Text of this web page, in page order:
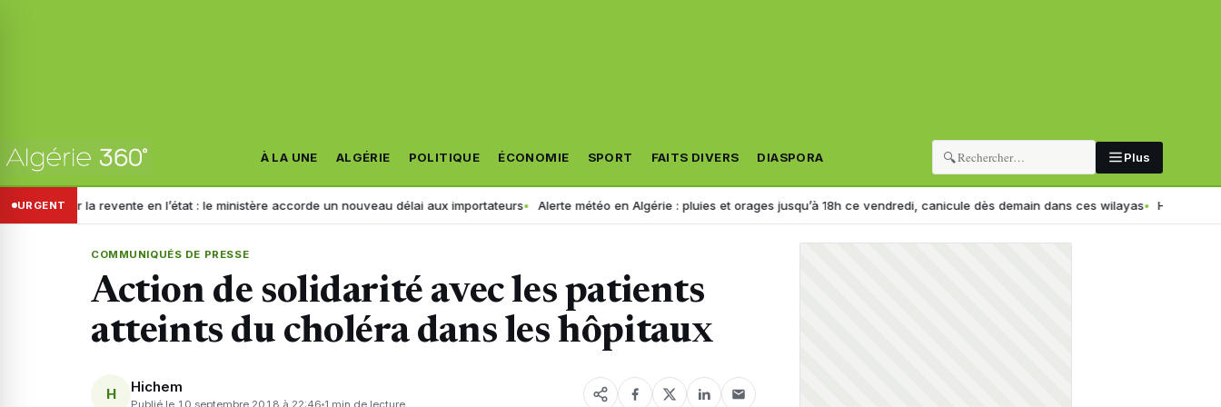
À LA UNE ALGÉRIE POLITIQUE ÉCONOMIE SPORT FAITS DIVERS DIASPORA 🔍 Plus
URGENT
en l’état : le ministère accorde un nouveau délai aux importateurs Alerte météo en Algérie : pluies et orages jusqu’à 18h ce vendredi, canicule dès demain dans ces wilayas Hadj 2027 : le ministère fixe la
COMMUNIQUÉS DE PRESSE
Action de solidarité avec les patients
atteints du choléra dans les hôpitaux
H Hichem
Publié le 10 septembre 2018 à 22:46 1 min de lecture